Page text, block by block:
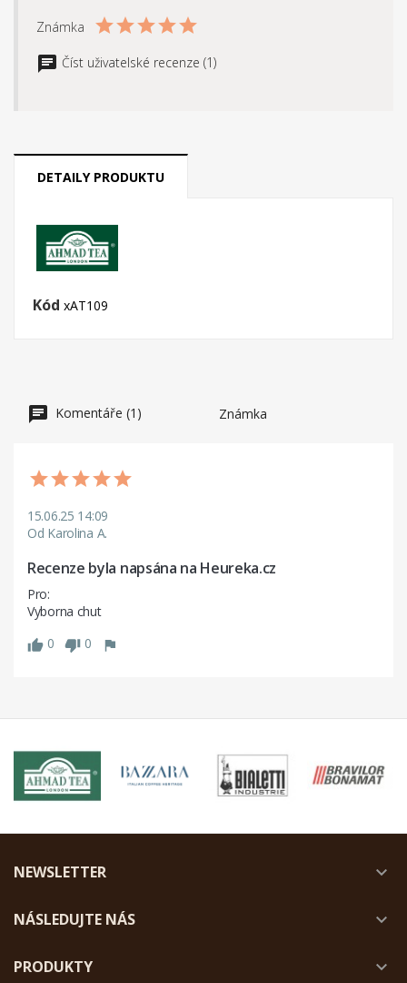
Známka
Číst uživatelské recenze (1)
DETAILY PRODUKTU
Kód xAT109
Komentáře (1) Známka
15.06.25 14:09
Od Karolina A.
Recenze byla napsána na Heureka.cz
Pro:
Vyborna chut
0
0
NEWSLETTER 
NÁSLEDUJTE NÁS 
PRODUKTY 